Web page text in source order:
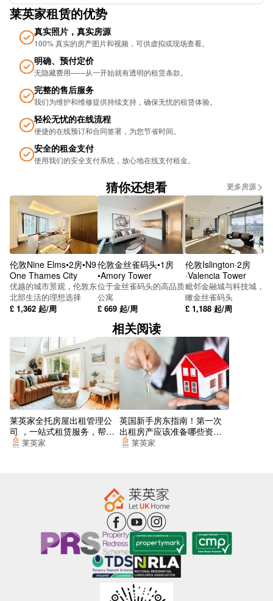
莱英家租赁的优势
真实照片，真实房源
100% 真实的房产图片和视频，可供虚拟或现场查看。
明确、预付定价
无隐藏费用——从一开始就有透明的租赁条款。
完整的售后服务
我们为维护和维修提供持续支持，确保无忧的租​​赁体验。
轻松无忧的在线流程
便捷的在线预订和合同签署，为您节省时间。
安全的租金支付
使用我们的安全支付系统，放心地在线支付租金。
猜你还想看 更多房源
伦敦Nine Elms•2房•N9
One Thames City
优越的城市景观，伦敦东
北部生活的理想选择
£ 1,362 起/周
伦敦金丝雀码头•1房
•Amory Tower
位于金丝雀码头的高品质
公寓
£ 669 起/周
伦敦Islington·2房
·Valencia Tower
毗邻金融城与科技城，俯
瞰金丝雀码头
£ 1,188 起/周
相关阅读
莱英家全托房屋出租管理公
司 ，一站式租赁服务，帮你
找到梦想的居所
莱英家
英国新手房东指南！第一次
出租房产应该准备哪些资
料？莱英家